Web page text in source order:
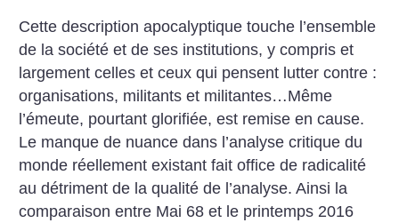
Cette description apocalyptique touche l’ensemble
de la société et de ses institutions, y compris et
largement celles et ceux qui pensent lutter contre :
organisations, militants et militantes…Même
l’émeute, pourtant glorifiée, est remise en cause.
Le manque de nuance dans l’analyse critique du
monde réellement existant fait office de radicalité
au détriment de la qualité de l’analyse. Ainsi la
comparaison entre Mai 68 et le printemps 2016